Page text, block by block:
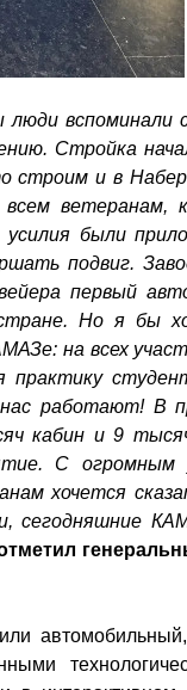
вспоминали
Стройка
строим и в
ветеранам,
были
подвиг.
первый
Но я бы
на всех
практику
работают! В
кабин и 9
С огромным
хочется
сегодняшние